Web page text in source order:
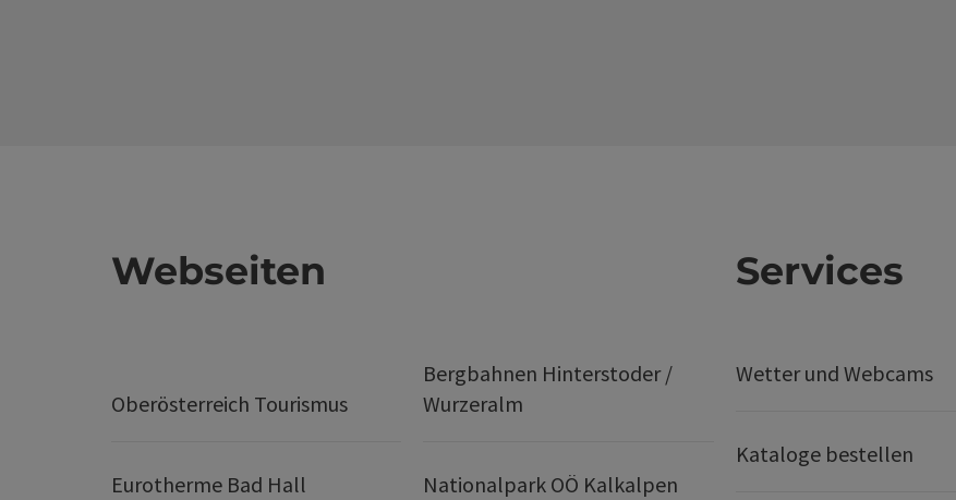
Webseiten
Oberösterreich Tourismus
Bergbahnen Hinterstoder /
Wurzeralm
Eurotherme Bad Hall Nationalpark OÖ Kalkalpen
Services
Wetter und Webcams
Kataloge bestellen